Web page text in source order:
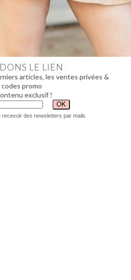
LE LIEN
articles, les ventes privées &
codes promo
exclusif !
recevoir des newsletters par mails